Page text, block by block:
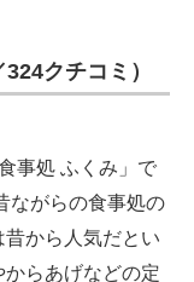
クチコミ）
事処 ふくみ」で
ながらの食事処の
から人気だとい
らあげなどの定